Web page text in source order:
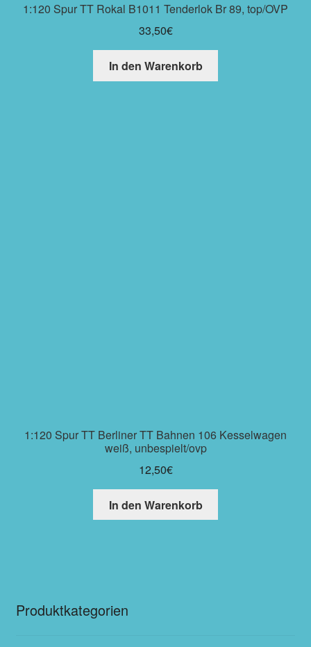
1:120 Spur TT Rokal B1011 Tenderlok Br 89, top/OVP
33,50€
In den Warenkorb
1:120 Spur TT Berliner TT Bahnen 106 Kesselwagen
weiß, unbespielt/ovp
12,50€
In den Warenkorb
Produktkategorien